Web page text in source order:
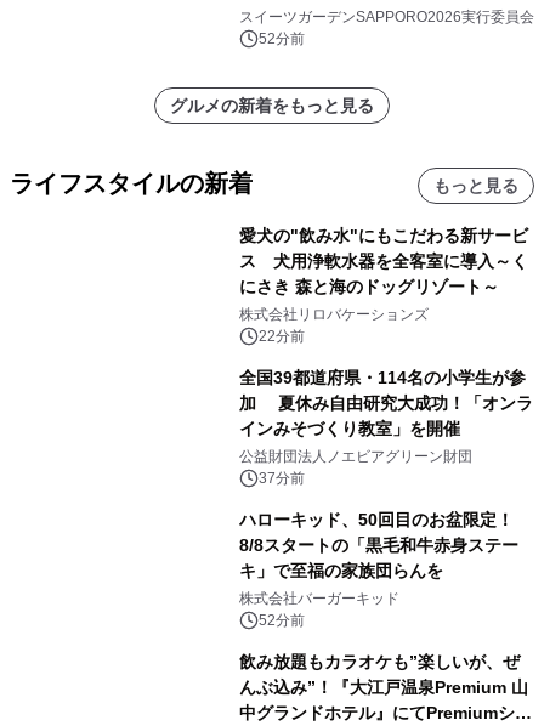
上最多50種のコラボケーキが集結／前
日8/19(水)メディア試食会も初開催
スイーツガーデンSAPPORO2026実行委員会
52分前
グルメの新着をもっと見る
ライフスタイルの新着 もっと見る
愛犬の"飲み水"にもこだわる新サービ
ス 犬用浄軟水器を全客室に導入～く
にさき 森と海のドッグリゾート～
株式会社リロバケーションズ
22分前
全国39都道府県・114名の小学生が参
加 夏休み自由研究大成功！「オンラ
インみそづくり教室」を開催
公益財団法人ノエビアグリーン財団
37分前
ハローキッド、50回目のお盆限定！
8/8スタートの「黒毛和牛赤身ステー
キ」で至福の家族団らんを
株式会社バーガーキッド
52分前
飲み放題もカラオケも”楽しいが、ぜ
んぶ込み”！『大江戸温泉Premium 山
中グランドホテル』にてPremiumシリ